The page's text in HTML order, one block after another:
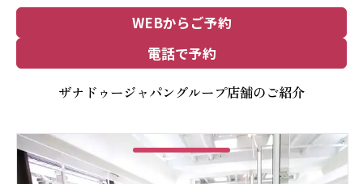
WEBからご予約
電話で予約
ザナドゥージャパングループ店舗のご紹介